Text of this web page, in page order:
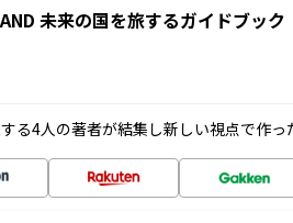
未来の国を旅するガイドブック
る4人の著者が結集し新しい視点で作っ